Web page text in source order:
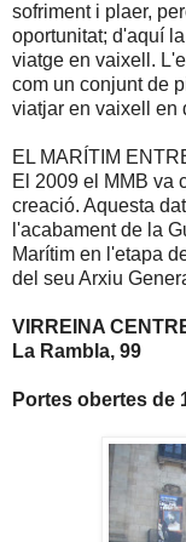
sofriment i plaer,
oportunitat; d'aquí
viatge en vaixell.
com un conjunt de
viatjar en vaixell en
EL MARÍTIM
El 2009 el MMB va
creació. Aquesta
l'acabament de la
Marítim en l'etapa
del seu Arxiu
VIRREINA
La Rambla, 99
Portes obertes de